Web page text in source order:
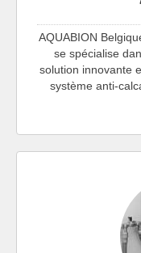
AQUABION
se spécialise
solution innovante
système anti-